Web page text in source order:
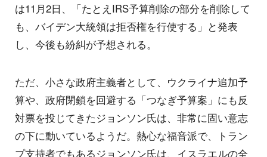
は11月2日、「たとえIRS予算削除の部分を削除して
も、バイデン大統領は拒否権を行使する」と発表
し、今後も紛糾が予想される。
ただ、小さな政府主義者として、ウクライナ追加予
算や、政府閉鎖を回避する「つなぎ予算案」にも反
対票を投じてきたジョンソン氏は、非常に固い意志
の下に動いているようだ。熱心な福音派で、トラン
プ支持者でもあるジョンソン氏は、イスラエルの全